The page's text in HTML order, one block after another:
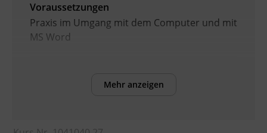
Voraussetzungen
Praxis im Umgang mit dem Computer und mit
MS Word
Nach Abschluss des Kurses können die
Mehr anzeigen